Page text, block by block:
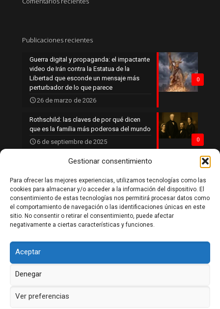
Gestionar consentimiento
Para ofrecer las mejores experiencias, utilizamos tecnologías como las
cookies para almacenar y/o acceder a la información del dispositivo. El
consentimiento de estas tecnologías nos permitirá procesar datos como
el comportamiento de navegación o las identificaciones únicas en este
sitio. No consentir o retirar el consentimiento, puede afectar
negativamente a ciertas características y funciones.
Aceptar
Denegar
Ver preferencias
Publicaciones recientes
0
Guerra digital y propaganda: el impactante
video de Irán contra la Estatua de la
Libertad que esconde un mensaje más
perturbador de lo que parece
26 de marzo de 2026
0
Rothschild: las claves de por qué dicen
que es la familia más poderosa del mundo
6 de septiembre de 2025
Política de privacidad
Política de cookies
Aviso legal
Contacto